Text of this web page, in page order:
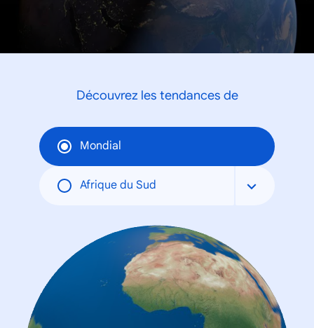
Découvrez les tendances de
Mondial
Afrique du Sud